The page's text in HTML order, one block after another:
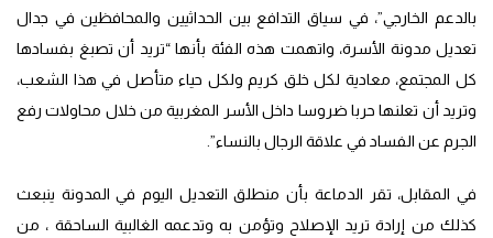
بالدعم الخارجي”، في سياق التدافع بين الحداثيين والمحافظين في جدال
تعديل مدونة الأسرة، واتهمت هذه الفئة بأنها “تريد أن تصبغ بفسادها
كل المجتمع، معادية لكل خلق كريم ولكل حياء متأصل في هذا الشعب،
وتريد أن تعلنها حربا ضروسا داخل الأسر المغربية من خلال محاولات رفع
الجرم عن الفساد في علاقة الرجال بالنساء”.
في المقابل، تقر الدماعة بأن منطلق التعديل اليوم في المدونة ينبعث
كذلك من إرادة تريد الإصلاح وتؤمن به وتدعمه الغالبية الساحقة ، من